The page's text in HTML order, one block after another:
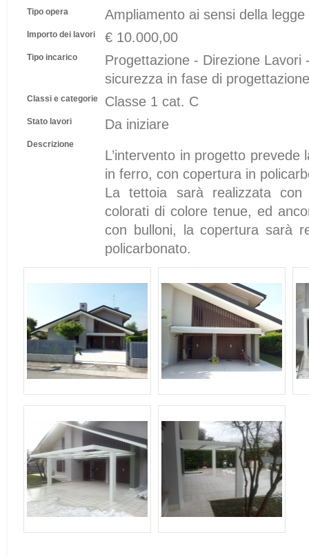
Tipo opera Ampliamento ai sensi della legge
Importo dei lavori € 10.000,00
Tipo incarico
Progettazione - Direzione Lavori
sicurezza in fase di
Classi e categorie Classe 1 cat. C
Stato lavori Da iniziare
Descrizione
L’intervento in progetto
in ferro, con copertura in
La tettoia sarà realizzata con
colorati di colore tenue, ed
con bulloni, la copertura sarà
policarbonato.